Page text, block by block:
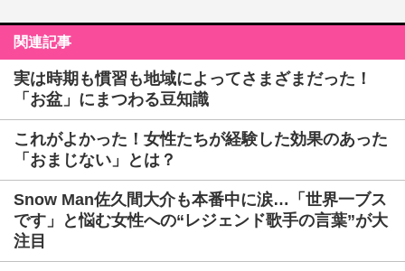
関連記事
実は時期も慣習も地域によってさまざまだった！
「お盆」にまつわる豆知識
これがよかった！女性たちが経験した効果のあった
「おまじない」とは？
Snow Man佐久間大介も本番中に涙…「世界一ブス
です」と悩む女性への“レジェンド歌手の言葉”が大
注目